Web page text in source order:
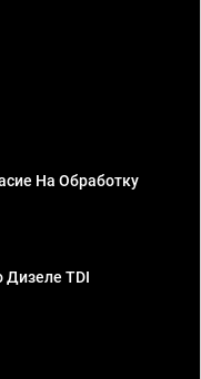
На Обработку
Дизеле TDI